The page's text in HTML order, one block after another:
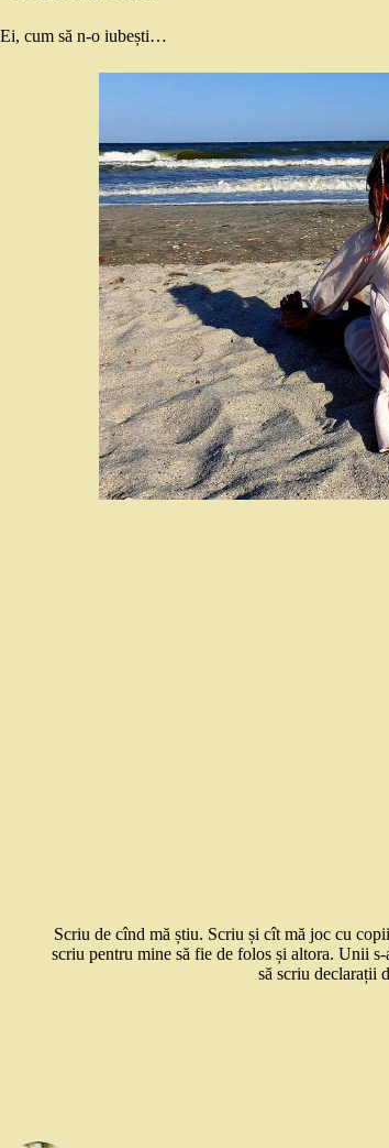
Ei, cum să n-o iubești…
Scriu de cînd mă știu. Scriu și cît mă joc cu
scriu pentru mine să fie de folos și altora. Unii
să scriu declarații